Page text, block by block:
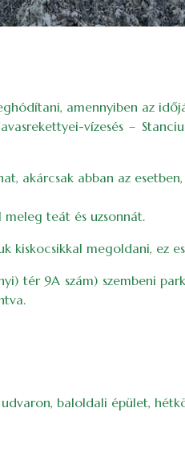
amennyiben az
vízesés –
akárcsak abban az
teát és uzsonnát.
kiskocsikkal megoldani, ez
tér 9A szám) szembeni
udvaron, baloldali épület,